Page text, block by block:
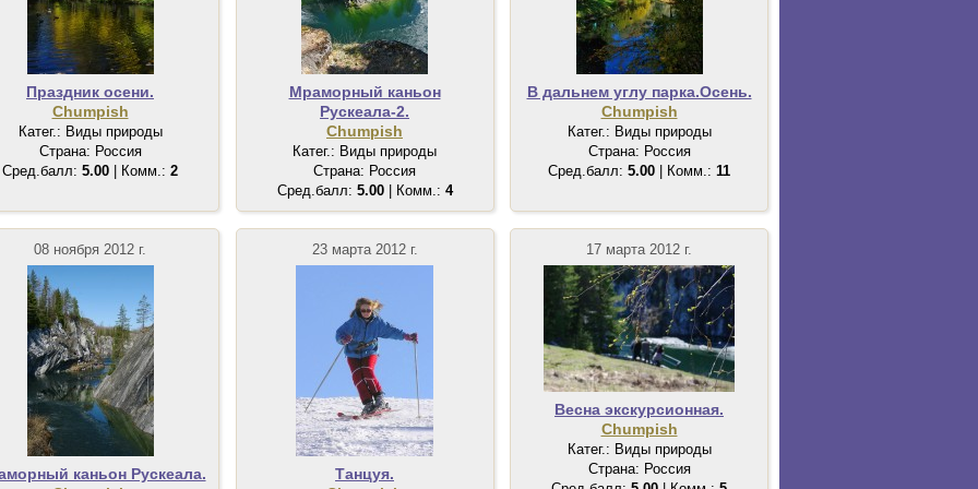
Праздник осени.
Chumpish
Катег.: Виды природы
Страна: Россия
Сред.балл: 5.00 | Комм.: 2
Мраморный каньон
Рускеала-2.
Chumpish
Катег.: Виды природы
Страна: Россия
Сред.балл: 5.00| Комм.: 4
В дальнем углу парка.Осень.
Chumpish
Катег.: Виды природы
Страна: Россия
Сред.балл: 5.00 | Комм.: 11
08 ноября 2012 г.
каньон Рускеала.
23 марта 2012 г.
Танцуя.
17 марта 2012 г.
Весна экскурсионная.
Chumpish
Катег.: Виды природы
Страна: Россия